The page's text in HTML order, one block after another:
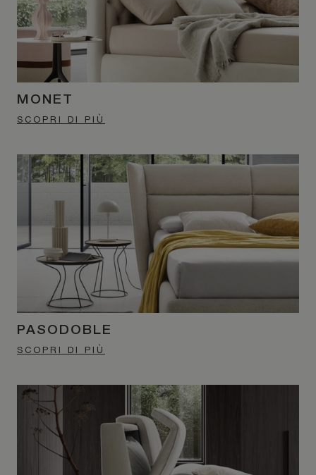
MONET
SCOPRI DI PIÙ
PASODOBLE
SCOPRI DI PIÙ